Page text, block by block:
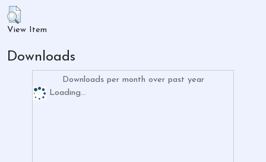
View Item
Downloads
Downloads per month over past year
Loading...